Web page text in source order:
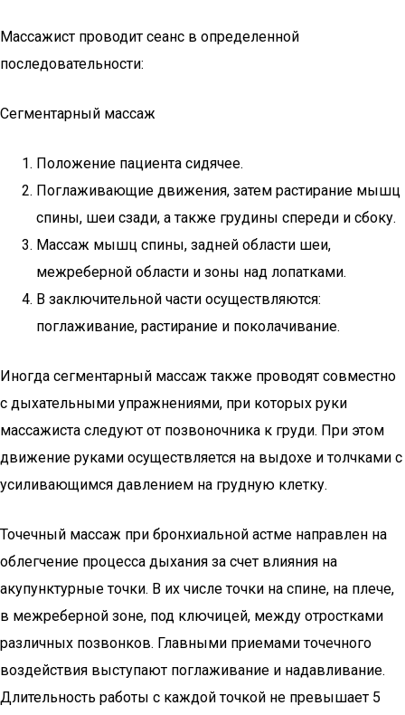
Массажист проводит сеанс в определенной
последовательности:
Сегментарный массаж
Положение пациента сидячее.
Поглаживающие движения, затем растирание мышц
спины, шеи сзади, а также грудины спереди и сбоку.
Массаж мышц спины, задней области шеи,
межреберной области и зоны над лопатками.
В заключительной части осуществляются:
поглаживание, растирание и поколачивание.
Иногда сегментарный массаж также проводят совместно
с дыхательными упражнениями, при которых руки
массажиста следуют от позвоночника к груди. При этом
движение руками осуществляется на выдохе и толчками с
усиливающимся давлением на грудную клетку.
Точечный массаж при бронхиальной астме направлен на
облегчение процесса дыхания за счет влияния на
акупунктурные точки. В их числе точки на спине, на плече,
в межреберной зоне, под ключицей, между отростками
различных позвонков. Главными приемами точечного
воздействия выступают поглаживание и надавливание.
Длительность работы с каждой точкой не превышает 5